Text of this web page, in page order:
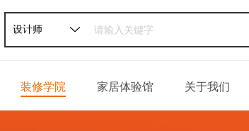
设计师
装修学院 家居体验馆 关于我们